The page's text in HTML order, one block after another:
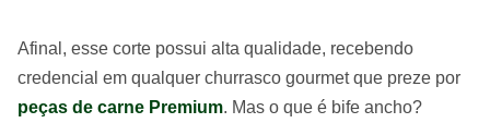
Afinal, esse corte possui alta qualidade, recebendo
credencial em qualquer churrasco gourmet que preze por
peças de carne Premium. Mas o que é bife ancho?